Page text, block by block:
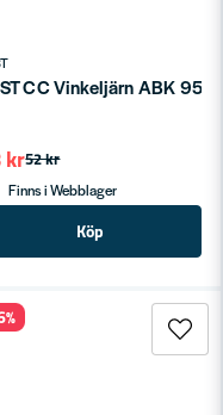
CC Vinkeljärn ABK
52 kr
kr
Finns i Webblager
Köp